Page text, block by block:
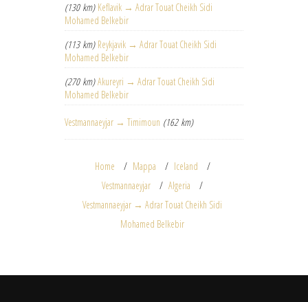
(130 km) Keflavik → Adrar Touat Cheikh Sidi
Mohamed Belkebir
(113 km) Reykjavik → Adrar Touat Cheikh Sidi
Mohamed Belkebir
(270 km) Akureyri → Adrar Touat Cheikh Sidi
Mohamed Belkebir
Vestmannaeyjar → Timimoun (162 km)
Home Mappa
Iceland
Vestmannaeyjar
Algeria
Vestmannaeyjar → Adrar Touat Cheikh Sidi
Mohamed Belkebir